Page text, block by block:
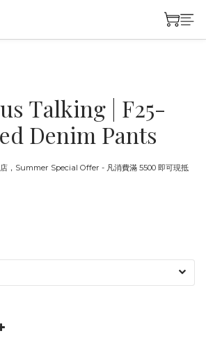
Talking | F25-
Denim Pants
，Summer Special Offer - 凡消費滿 5500 即可現抵